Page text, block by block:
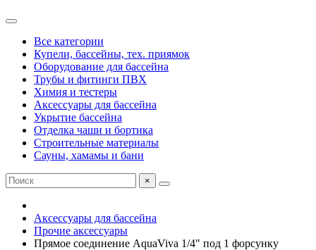
Все категории
Купели, бассейны, тех. приямок
Оборудование для бассейна
Трубы и фитинги ПВХ
Химия и тестеры
Аксессуары для бассейна
Укрытие бассейна
Отделка чаши и бортика
Строительные материалы
Сауны, хамамы и бани
×
Аксессуары для бассейна
Прочие аксессуары
Прямое соединение AquaViva 1/4" под 1 форсунку